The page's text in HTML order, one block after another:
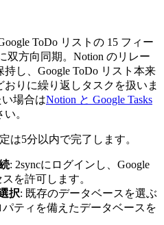
ToDo リストの 15 フィー
双方向同期。Notion のリレー
し、Google ToDo リスト本来
りに繰り返しタスクを扱いま
場合はNotion と Google Tasks
。
は5分以内で完了します。
: 2syncにログインし、Google
を許可します。
択: 既存のデータベースを選ぶ
ティを備えたデータベースを